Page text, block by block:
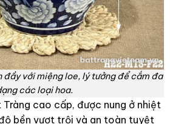
đầy với miệng loe, lý tưởng để cắm đa
các loại hoa.
Tràng cao cấp, được nung ở nhiệt
bền vượt trội và an toàn tuyệt